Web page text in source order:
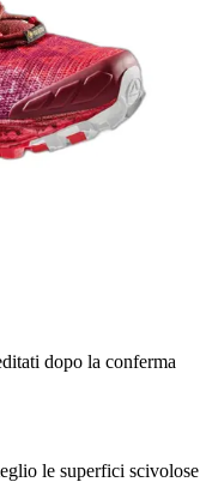
dopo la conferma
le superfici scivolose